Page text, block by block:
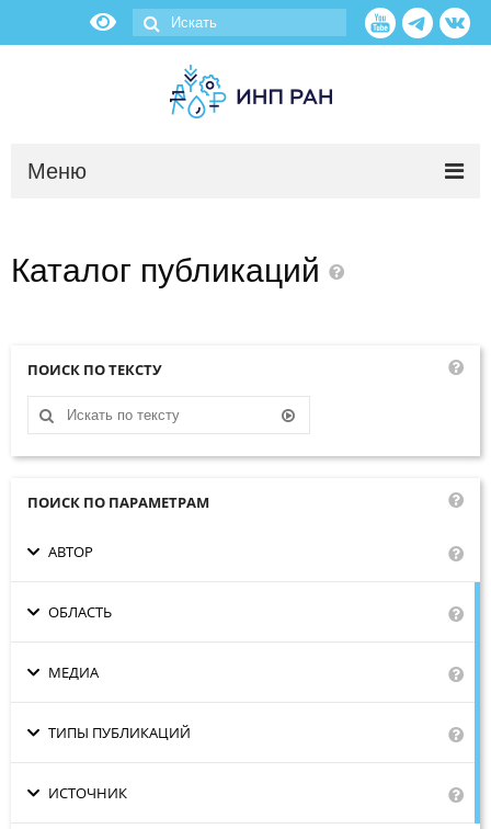
Меню
О нас
Администрация
Сотрудники
Отчетность
Противодействие коррупции
Каталог публикаций
ПОИСК ПО ТЕКСТУ
ПОИСК ПО ПАРАМЕТРАМ
АВТОР
ОБЛАСТЬ
МЕДИА
ТИПЫ ПУБЛИКАЦИЙ
ИСТОЧНИК